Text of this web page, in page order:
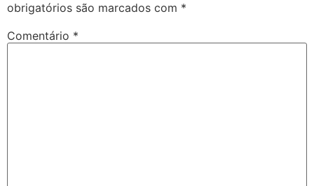
obrigatórios são marcados com *
Comentário *